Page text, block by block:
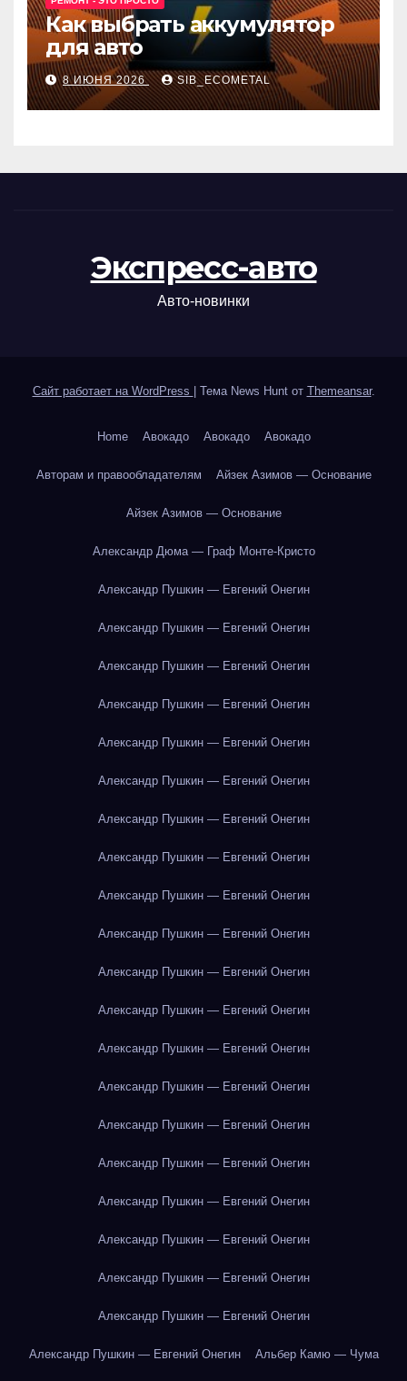
Как выбрать аккумулятор
для авто
8 ИЮНЯ 2026 SIB_ECOMETAL
Экспресс-авто
Авто-новинки
Сайт работает на WordPress Тема News Hunt от Themeansar.
Home Авокадо Авокадо Авокадо
Авторам и правообладателям Айзек Азимов — Основание
Айзек Азимов — Основание
Александр Дюма — Граф Монте-Кристо
Александр Пушкин — Евгений Онегин
Александр Пушкин — Евгений Онегин
Александр Пушкин — Евгений Онегин
Александр Пушкин — Евгений Онегин
Александр Пушкин — Евгений Онегин
Александр Пушкин — Евгений Онегин
Александр Пушкин — Евгений Онегин
Александр Пушкин — Евгений Онегин
Александр Пушкин — Евгений Онегин
Александр Пушкин — Евгений Онегин
Александр Пушкин — Евгений Онегин
Александр Пушкин — Евгений Онегин
Александр Пушкин — Евгений Онегин
Александр Пушкин — Евгений Онегин
Александр Пушкин — Евгений Онегин
Александр Пушкин — Евгений Онегин
Александр Пушкин — Евгений Онегин
Александр Пушкин — Евгений Онегин
Александр Пушкин — Евгений Онегин
Александр Пушкин — Евгений Онегин
Александр Пушкин — Евгений Онегин Альбер Камю — Чума